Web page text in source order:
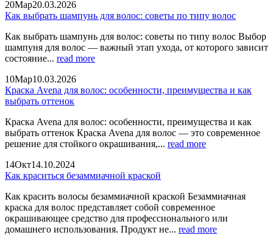
20Мар20.03.2026
Как выбрать шампунь для волос: советы по типу волос
Как выбрать шампунь для волос: советы по типу волос Выбор
шампуня для волос — важный этап ухода, от которого зависит
состояние... read more
10Мар10.03.2026
Краска Avena для волос: особенности, преимущества и как
выбрать оттенок
Краска Avena для волос: особенности, преимущества и как
выбрать оттенок Краска Avena для волос — это современное
решение для стойкого окрашивания,... read more
14Окт14.10.2024
Как краситься безаммиачной краской
Как красить волосы безаммиачной краской Безаммиачная
краска для волос представляет собой современное
окрашивающее средство для профессионального или
домашнего использования. Продукт не... read more